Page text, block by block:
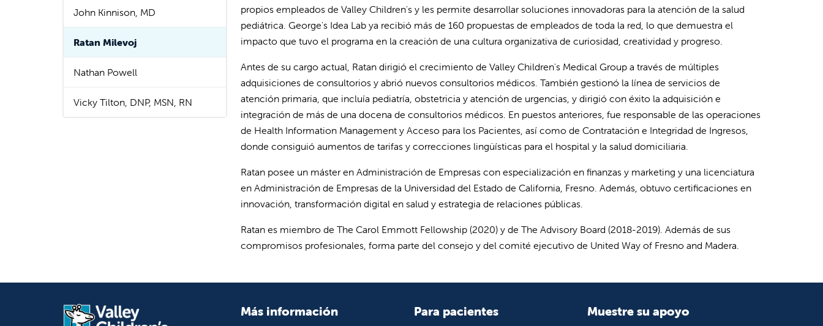
John Kinnison, MD
Ratan Milevoj
Nathan Powell
Vicky Tilton, DNP, MSN, RN
propios empleados de Valley Children's y les permite desarrollar soluciones innovadoras para la atención de la salud
pediátrica. George's Idea Lab ya recibió más de 160 propuestas de empleados de toda la red, lo que demuestra el
impacto que tuvo el programa en la creación de una cultura organizativa de curiosidad, creatividad y progreso.
Antes de su cargo actual, Ratan dirigió el crecimiento de Valley Children's Medical Group a través de múltiples
adquisiciones de consultorios y abrió nuevos consultorios médicos. También gestionó la línea de servicios de
atención primaria, que incluía pediatría, obstetricia y atención de urgencias, y dirigió con éxito la adquisición e
integración de más de una docena de consultorios médicos. En puestos anteriores, fue responsable de las operaciones
de Health Information Management y Acceso para los Pacientes, así como de Contratación e Integridad de Ingresos,
donde consiguió aumentos de tarifas y correcciones lingüísticas para el hospital y la salud domiciliaria.
Ratan posee un máster en Administración de Empresas con especialización en finanzas y marketing y una licenciatura
en Administración de Empresas de la Universidad del Estado de California, Fresno. Además, obtuvo certificaciones en
innovación, transformación digital en salud y estrategia de relaciones públicas.
Ratan es miembro de The Carol Emmott Fellowship (2020) y de The Advisory Board (2018-2019). Además de sus
compromisos profesionales, forma parte del consejo y del comité ejecutivo de United Way of Fresno and Madera.
Más información Para pacientes Muestre su apoyo